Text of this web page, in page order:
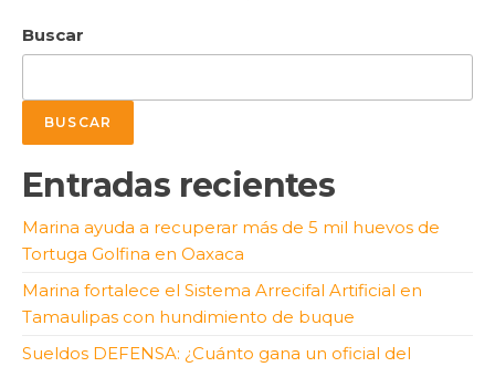
Buscar
BUSCAR
Entradas recientes
Marina ayuda a recuperar más de 5 mil huevos de
Tortuga Golfina en Oaxaca
Marina fortalece el Sistema Arrecifal Artificial en
Tamaulipas con hundimiento de buque
Sueldos DEFENSA: ¿Cuánto gana un oficial del